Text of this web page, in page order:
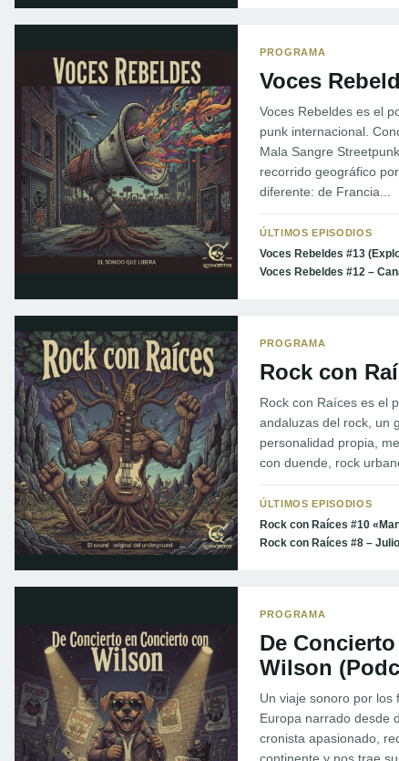
PROGRAMA
Voces
Voces Rebeldes es el
punk internacional.
Mala Sangre
recorrido geográfico
diferente: de Francia...
ÚLTIMOS EPISODIOS
Voces Rebeldes #13
Voces Rebeldes #12 –
PROGRAMA
Rock con
Rock con Raíces es el
andaluzas del rock, un
personalidad propia,
con duende, rock
ÚLTIMOS EPISODIOS
Rock con Raíces #10
Rock con Raíces #8 –
PROGRAMA
De
Wilson
Un viaje sonoro por los
Europa narrado desde
cronista apasionado,